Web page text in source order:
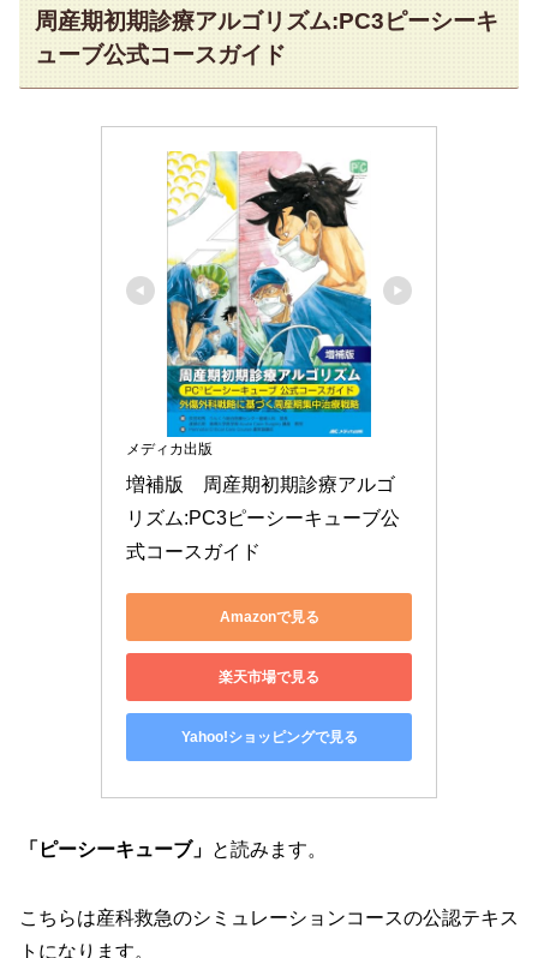
周産期初期診療アルゴリズム:PC3ピーシーキ
ューブ公式コースガイド
メディカ出版
増補版　周産期初期診療アルゴ
リズム:PC3ピーシーキューブ公
式コースガイド
Amazonで見る
楽天市場で見る
Yahoo!ショッピングで見る
「ピーシーキューブ」 と読みます。
こちらは産科救急のシミュレーションコースの公認テキス
トになります。